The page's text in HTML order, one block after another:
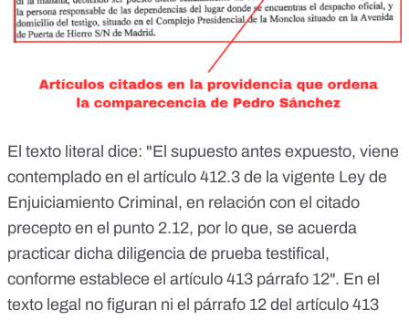
El texto literal dice: "El supuesto antes expuesto, viene
contemplado en el artículo 412.3 de la vigente Ley de
Enjuiciamiento Criminal, en relación con el citado
precepto en el punto 2.12, por lo que, se acuerda
practicar dicha diligencia de prueba testifical,
conforme establece el artículo 413 párrafo 12". En el
texto legal no figuran ni el párrafo 12 del artículo 413